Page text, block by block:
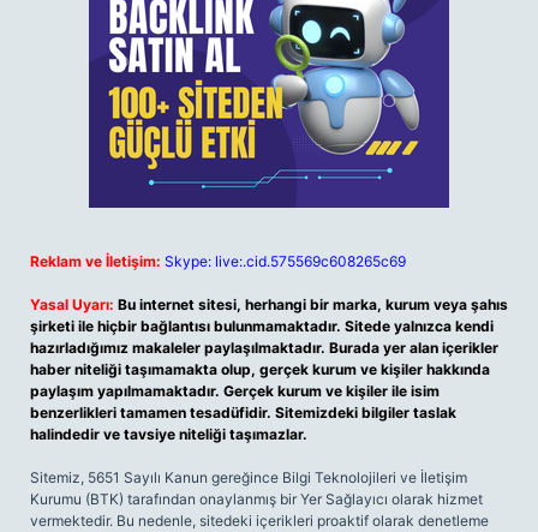
Reklam ve İletişim: Skype: live:.cid.575569c608265c69
Yasal Uyarı: Bu internet sitesi, herhangi bir marka, kurum veya şahıs
şirketi ile hiçbir bağlantısı bulunmamaktadır. Sitede yalnızca kendi
hazırladığımız makaleler paylaşılmaktadır. Burada yer alan içerikler
haber niteliği taşımamakta olup, gerçek kurum ve kişiler hakkında
paylaşım yapılmamaktadır. Gerçek kurum ve kişiler ile isim
benzerlikleri tamamen tesadüfidir. Sitemizdeki bilgiler taslak
halindedir ve tavsiye niteliği taşımazlar.
Sitemiz, 5651 Sayılı Kanun gereğince Bilgi Teknolojileri ve İletişim
Kurumu (BTK) tarafından onaylanmış bir Yer Sağlayıcı olarak hizmet
vermektedir. Bu nedenle, sitedeki içerikleri proaktif olarak denetleme